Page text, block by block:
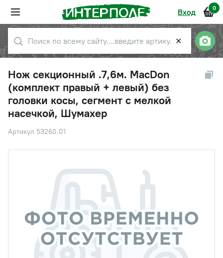
Вход 0
✕
Нож секционный .7,6м. MacDon
(комплект правый + левый) без
головки косы, сегмент с мелкой
насечкой, Шумахер
Артикул 53260.01